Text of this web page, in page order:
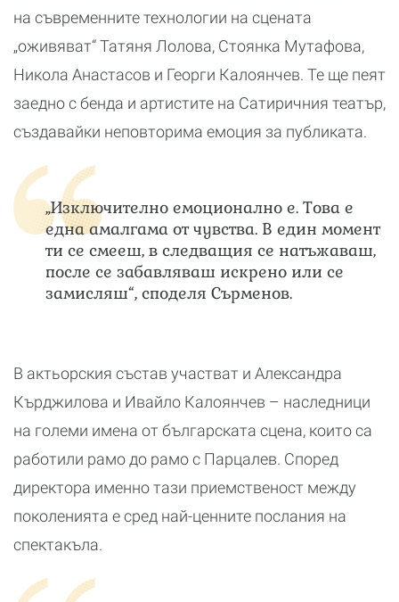
на съвременните технологии на сцената
„оживяват“ Татяня Лолова, Стоянка Мутафова,
Никола Анастасов и Георги Калоянчев. Те ще пеят
заедно с бенда и артистите на Сатиричния театър,
създавайки неповторима емоция за публиката.
„Изключително емоционално е. Това е
една амалгама от чувства. В един момент
ти се смееш, в следващия се натъжаваш,
после се забавляваш искрено или се
замисляш“, споделя Сърменов.
В актьорския състав участват и Александра
Кърджилова и Ивайло Калоянчев – наследници
на големи имена от българската сцена, които са
работили рамо до рамо с Парцалев. Според
директора именно тази приемственост между
поколенията е сред най-ценните послания на
спектакъла.